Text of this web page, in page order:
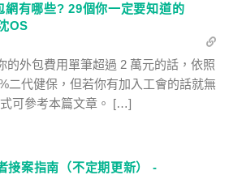
網有哪些? 29個你一定要知道的
OS
外包費用單筆超過 2 萬元的話，依照
二代健保，但若你有加入工會的話就無
可參考本篇文章。 […]
接案指南（不定期更新） -